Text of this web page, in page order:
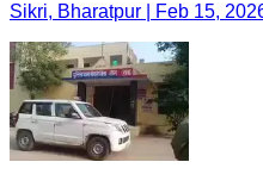
Sikri, Bharatpur | Feb 15,